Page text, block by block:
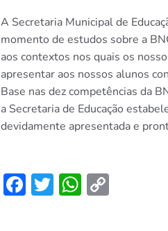
A Secretaria Municipal de
momento de estudos sobre a
aos contextos nos quais os
apresentar aos nossos alunos
Base nas dez competências da
a Secretaria de Educação
devidamente apresentada e
Facebook
TwitterCopy